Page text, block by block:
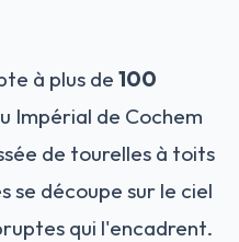
à plus de 100
Impérial de Cochem
de tourelles à toits
se découpe sur le ciel
qui l'encadrent.